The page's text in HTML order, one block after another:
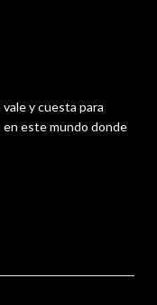
y cuesta para
en este mundo donde